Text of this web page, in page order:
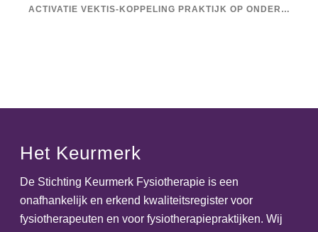
ACTIVATIE VEKTIS-KOPPELING PRAKTIJK OP ONDERNEMINGS- EN VESTIGINGSNIVEAU
Het Keurmerk
De Stichting Keurmerk Fysiotherapie is een
onafhankelijk en erkend kwaliteitsregister voor
fysiotherapeuten en voor fysiotherapiepraktijken. Wij